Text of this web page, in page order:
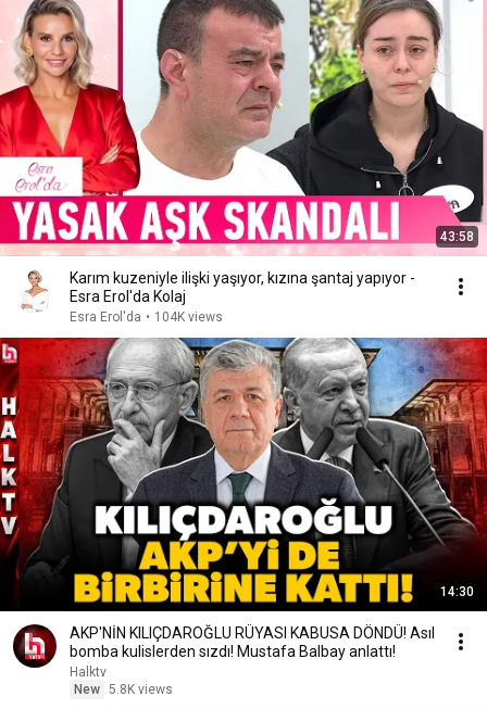
43:58
Karım kuzeniyle ilişki yaşıyor, kızına şantaj yapıyor -
Esra Erol'da Kolaj
Esra Erol'da • 104K views
14:30
AKP'NİN KILIÇDAROĞLU RÜYASI KABUSA DÖNDÜ! Asıl
bomba kulislerden sızdı! Mustafa Balbay anlattı!
Halktv
New 5.8K views